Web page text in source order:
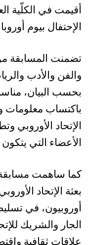
أقيمت في الكلّية
الإحتفال بيوم
تضمنت المسابقة
والفن والأدب
بحسب البيان،
باكتساب
الإتحاد الأوروبي
الأعضاء التي يتكون
كما ساهمت مسابقة
بعثة الإتحاد
أوروبيون، في
الجار والشريك
علاقات ثقافية